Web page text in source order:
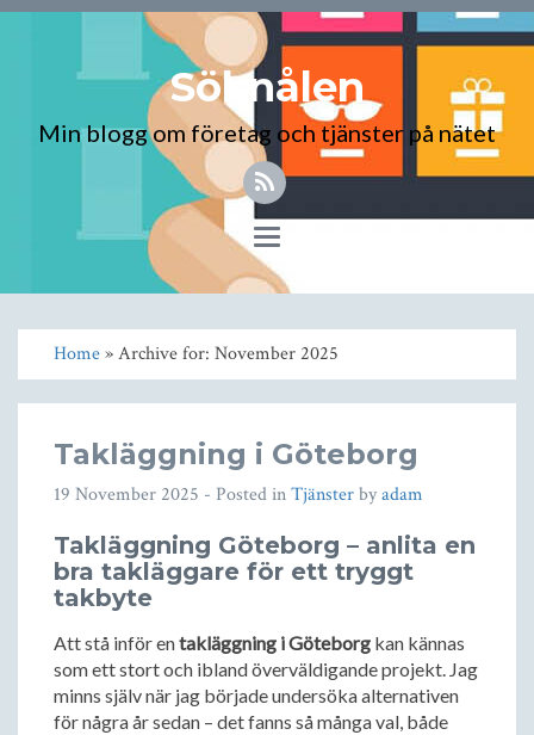
Söknålen
Min blogg om företag och tjänster på nätet
Toggle
navigation
Home» Archive for: November 2025
Takläggning i Göteborg
19 November 2025 - Posted inTjänsterbyadam
Takläggning Göteborg – anlita en
bra takläggare för ett tryggt
takbyte
Att stå inför entakläggning i Göteborg kan kännas
som ett stort och ibland överväldigande projekt. Jag
minns själv när jag började undersöka alternativen
för några år sedan – det fanns så många val, både